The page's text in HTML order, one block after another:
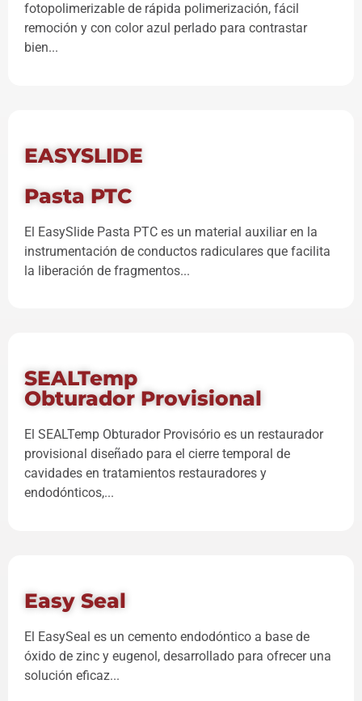
fotopolimerizable de rápida polimerización, fácil
remoción y con color azul perlado para contrastar
bien...
EASYSLIDE
Pasta PTC
El EasySlide Pasta PTC es un material auxiliar en la
instrumentación de conductos radiculares que facilita
la liberación de fragmentos...
SEALTemp
Obturador Provisional
El SEALTemp Obturador Provisório es un restaurador
provisional diseñado para el cierre temporal de
cavidades en tratamientos restauradores y
endodónticos,...
Easy Seal
El EasySeal es un cemento endodóntico a base de
óxido de zinc y eugenol, desarrollado para ofrecer una
solución eficaz...